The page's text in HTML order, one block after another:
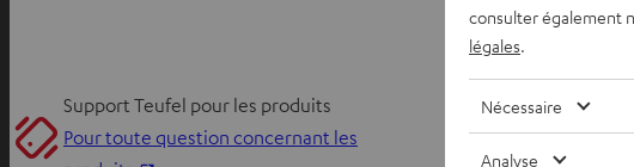
à vos
Support Teufel pour les produits
Pour toute question concernant les
consulter également
légales.
Nécessaire
Analyse